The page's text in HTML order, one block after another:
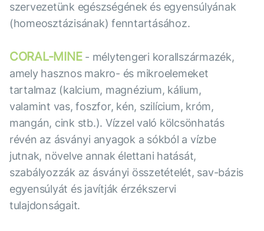
szervezetünk egészségének és egyensúlyának
(homeosztázisának) fenntartásához.
CORAL-MINE- mélytengeri korallszármazék,
amely hasznos makro- és mikroelemeket
tartalmaz (kalcium, magnézium, kálium,
valamint vas, foszfor, kén, szilícium, króm,
mangán, cink stb.). Vízzel való kölcsönhatás
révén az ásványi anyagok a sókból a vízbe
jutnak, növelve annak élettani hatását,
szabályozzák az ásványi összetételét, sav-bázis
egyensúlyát és javítják érzékszervi
tulajdonságait.